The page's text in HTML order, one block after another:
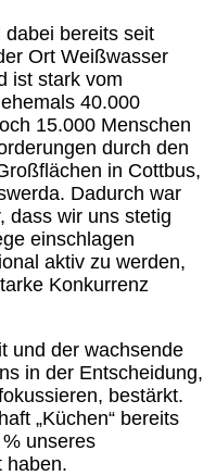
bereits seit
Ort Weißwasser
ist stark vom
40.000
15.000 Menschen
durch den
in Cottbus,
Dadurch war
dass wir uns stetig
einschlagen
aktiv zu werden,
Konkurrenz
und der wachsende
in der Entscheidung,
bestärkt.
„Küchen“ bereits
unseres
haben.